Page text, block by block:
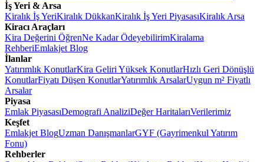
İş Yeri & Arsa
Kiralık İş YeriKiralık DükkanKiralık İş Yeri PiyasasıKiralık Arsa
Kiracı Araçları
Kira Değerini ÖğrenNe Kadar ÖdeyebilirimKiralama
RehberiEmlakjet Blog
İlanlar
Yatırımlık KonutlarKira Geliri Yüksek KonutlarHızlı Geri Dönüşlü
KonutlarFiyatı Düşen KonutlarYatırımlık ArsalarUygun m² Fiyatlı
Arsalar
Piyasa
Emlak PiyasasıDemografi AnaliziDeğer HaritalarıVerilerimiz
Keşfet
Emlakjet BlogUzman DanışmanlarGYF (Gayrimenkul Yatırım
Fonu)
Rehberler